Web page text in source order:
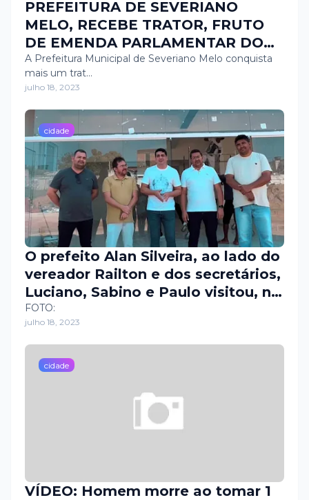
PREFEITURA DE SEVERIANO
MELO, RECEBE TRATOR, FRUTO
DE EMENDA PARLAMENTAR DO
DEPUTADO FEDERAL BENES
LEOCÁDIO
A Prefeitura Municipal de Severiano Melo conquista
mais um trat…
julho 18, 2023
cidade
O prefeito Alan Silveira, ao lado do
vereador Railton e dos secretários,
Luciano, Sabino e Paulo visitou, na
manhã desta terça-feira (18), a
obra da UBS Andrew Samuel, na
baixa do CAIC.
FOTO:
julho 18, 2023
cidade
VÍDEO: Homem morre ao tomar 1